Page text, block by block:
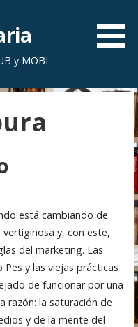
y MOBI
está cambiando de
y, con este,
del marketing. Las
Pes y las viejas prácticas
de funcionar por una
razón: la saturación de
y de la mente del